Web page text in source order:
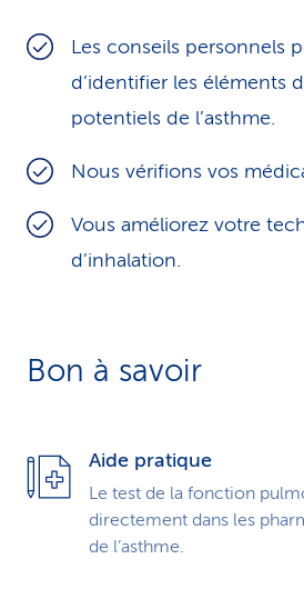
e
r
v
i
c
Les conseils personnels
d’identifier les éléments
potentiels de l’asthme.
Nous vérifions vos
Vous améliorez votre
d’inhalation.
Bon à savoir
Aide pratique
Le test de la fonction
directement dans les
de l’asthme.